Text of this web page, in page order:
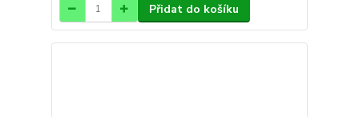
Přidat do košíku